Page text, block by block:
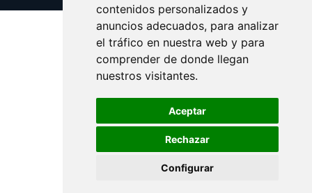
contenidos personalizados y
anuncios adecuados, para analizar
el tráfico en nuestra web y para
comprender de donde llegan
nuestros visitantes.
Aceptar
Rechazar
Configurar